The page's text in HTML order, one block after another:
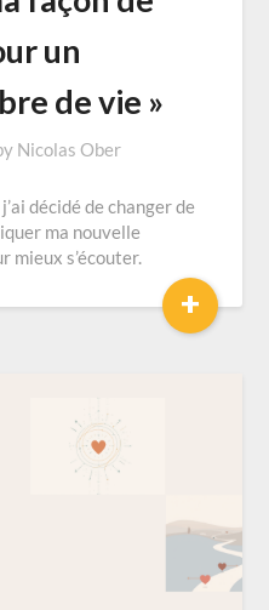
un
de vie »
Nicolas Ober
décidé de changer de
ma nouvelle
mieux s’écouter.
+